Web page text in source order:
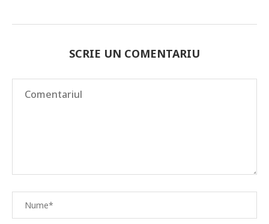
SCRIE UN COMENTARIU